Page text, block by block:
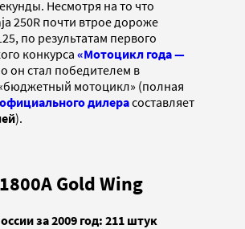
Несмотря на то что
250R почти втрое дороже
по результатам первого
конкурса «Мотоцикл года —
он стал победителем в
мотоцикл» (полная
официального дилерасоставляет
).
Gold Wing
за 2009 год: 211 штук